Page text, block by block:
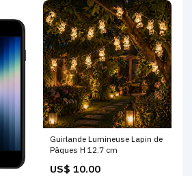
Guirlande Lumineuse Lapin de
Pâques H 12.7 cm
US$ 10.00